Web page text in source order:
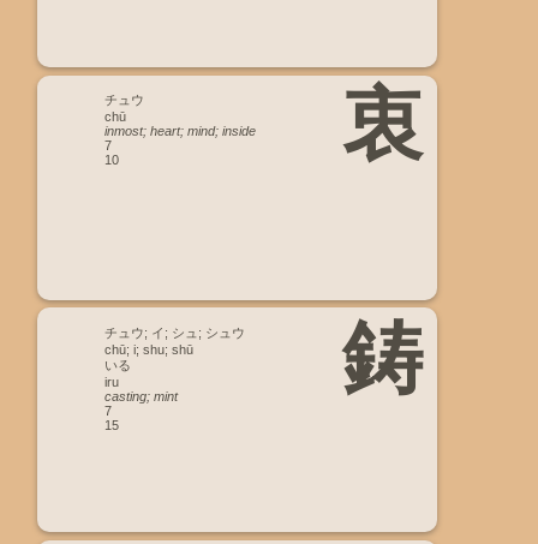
衷
チュウ
chū
inmost; heart; mind; inside
7
10
鋳
チュウ; イ; シュ; シュウ
chū; i; shu; shū
いる
iru
casting; mint
7
15